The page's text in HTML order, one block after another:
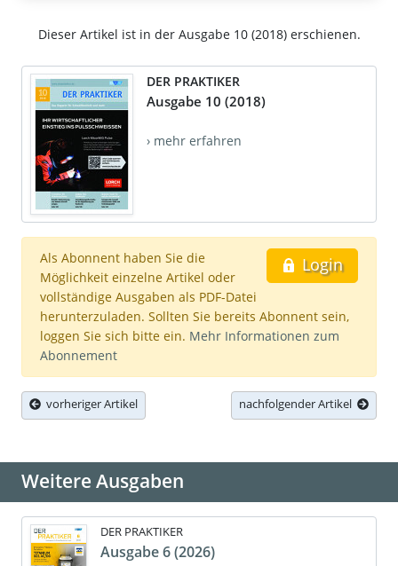
Dieser Artikel ist in der Ausgabe 10 (2018) erschienen.
DER PRAKTIKER
Ausgabe 10 (2018)
› mehr erfahren
Login
Als Abonnent haben Sie die
Möglichkeit einzelne Artikel oder
vollständige Ausgaben als PDF-Datei
herunterzuladen. Sollten Sie bereits Abonnent sein,
loggen Sie sich bitte ein. Mehr Informationen zum
Abonnement
vorheriger Artikel nachfolgender Artikel
Weitere Ausgaben
DER PRAKTIKER
Ausgabe 6 (2026)